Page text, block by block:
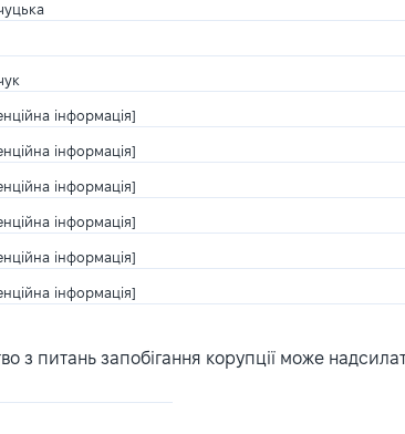
інформація]
інформація]
інформація]
інформація]
інформація]
інформація]
питань запобігання корупції може